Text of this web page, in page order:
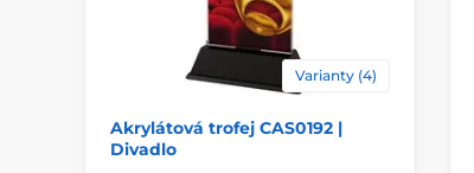
Varianty (4)
Akrylátová trofej CAS0192 |
Divadlo